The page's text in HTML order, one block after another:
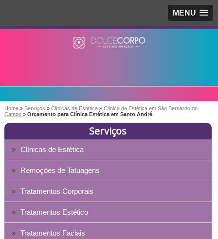
MENU
Home » Serviços » Clínicas de Estética » Clínica de Estética em São Bernardo do
Campo » Orçamento para Clínica Estética em Santo André
Serviços
Clínicas de Estética
Remoções de Tatuagens
Tratamentos Corporais
Tratamentos Estético
Tratamentos Faciais